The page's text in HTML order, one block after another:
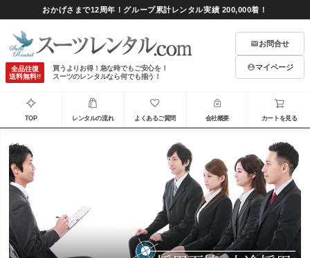
おかげさまで12周年！グループ累計レンタル実績 200,000着！
全品往復
送料無料!!
買うよりお得！急な時でもご安心を！
スーツのレンタルなら何でも揃う！
お問合せ
マイページ
TOP レンタルの流れ よくあるご質問 会社概要 カートを見る